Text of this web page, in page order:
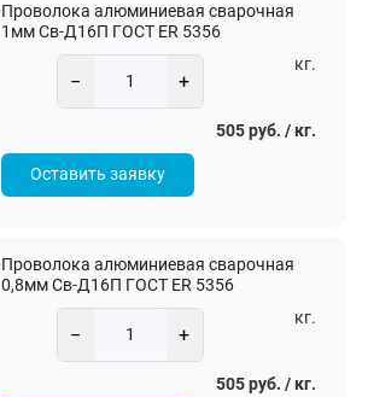
Проволока алюминиевая сварочная
1мм Св-Д16П ГОСТ ER 5356
− +
кг.
505 руб. / кг.
Оставить заявку
Проволока алюминиевая сварочная
0,8мм Св-Д16П ГОСТ ER 5356
− +
кг.
505 руб. / кг.